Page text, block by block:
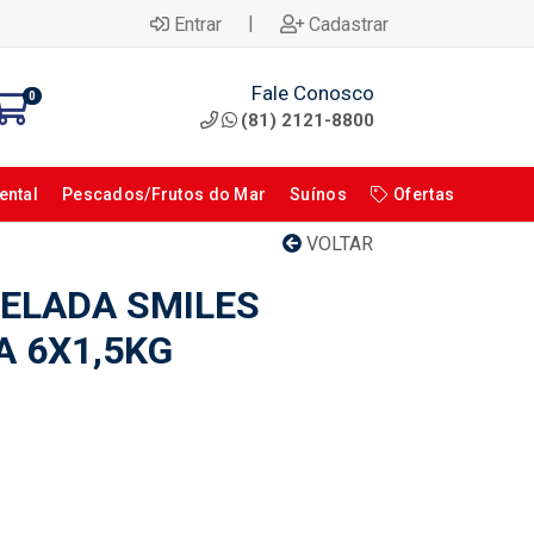
Entrar | Cadastrar
0 Fale Conosco
(81) 2121-8800
Pescados/Frutos do Mar Suínos Ofertas
VOLTAR
SMILES
6X1,5KG